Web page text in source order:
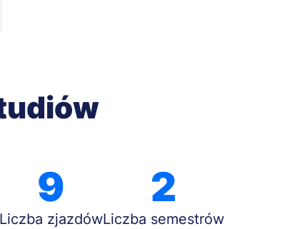
9
Liczba zjazdów
2
Liczba semestrów